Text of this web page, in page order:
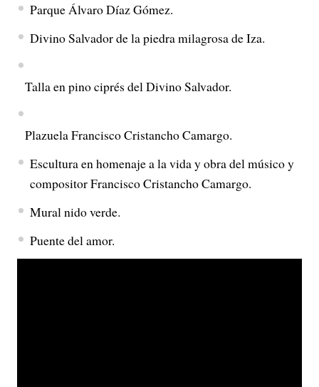
Parque Álvaro Díaz Gómez.
Divino Salvador de la piedra milagrosa de Iza.
Talla en pino ciprés del Divino Salvador.
Plazuela Francisco Cristancho Camargo.
Escultura en homenaje a la vida y obra del músico y
compositor Francisco Cristancho Camargo.
Mural nido verde.
Puente del amor.